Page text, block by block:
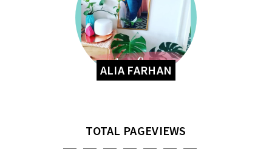
ALIA FARHAN
TOTAL PAGEVIEWS